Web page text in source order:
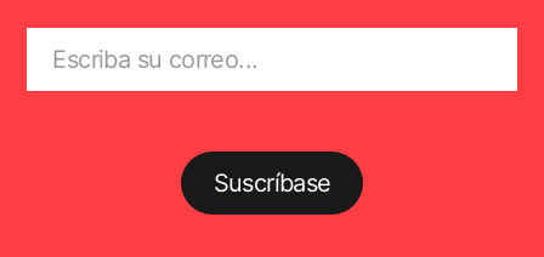
Suscríbase